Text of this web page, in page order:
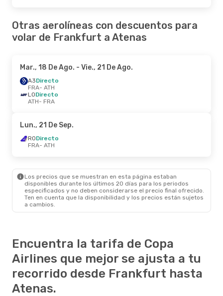
Otras aerolíneas con descuentos para
volar de Frankfurt a Atenas
Mar., 18 De Ago. - Vie., 21 De Ago.
A3Directo
FRA- ATH
LODirecto
ATH- FRA
Lun., 21 De Sep.
RODirecto
FRA- ATH
Los precios que se muestran en esta página estaban
disponibles durante los últimos 20 días para los periodos
especificados y no deben considerarse el precio final ofrecido.
Ten en cuenta que la disponibilidad y los precios están sujetos
a cambios.
Encuentra la tarifa de Copa
Airlines que mejor se ajusta a tu
recorrido desde Frankfurt hasta
Atenas.